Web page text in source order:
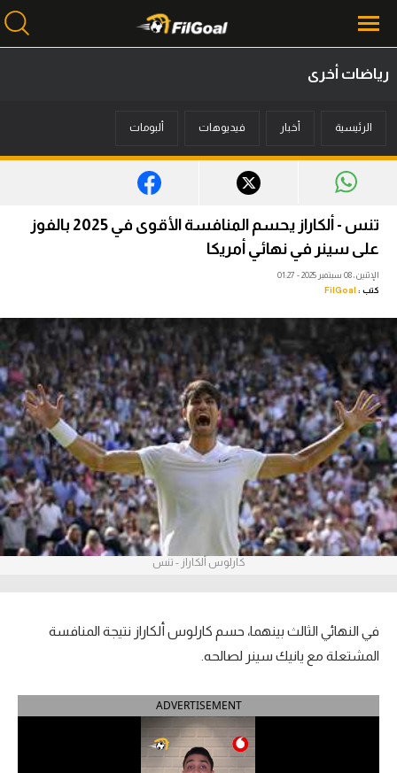
أخبار
ميركاتو
فانتازي في الجول
مسابقة التوقعات
فيديوهات
عدسات
آراء حرة
ركن الألعاب
بطولات
أمريكا 2026
الدوري الإنجليزي الممتاز
الدوري الإسباني
رياضات أخرى
الرئيسية أخبار فيديوهات ألبومات
تنس - ألكاراز يحسم المنافسة الأقوى في 2025 بالفوز
على سينر في نهائي أمريكا
الإثنين، 08 سبتمبر 2025 - 01:27
كتب : FilGoal
كارلوس ألكاراز - تنس
في النهائي الثالث بينهما، حسم كارلوس ألكاراز نتيجة المنافسة
المشتعلة مع يانيك سينر لصالحه.
ADVERTISEMENT